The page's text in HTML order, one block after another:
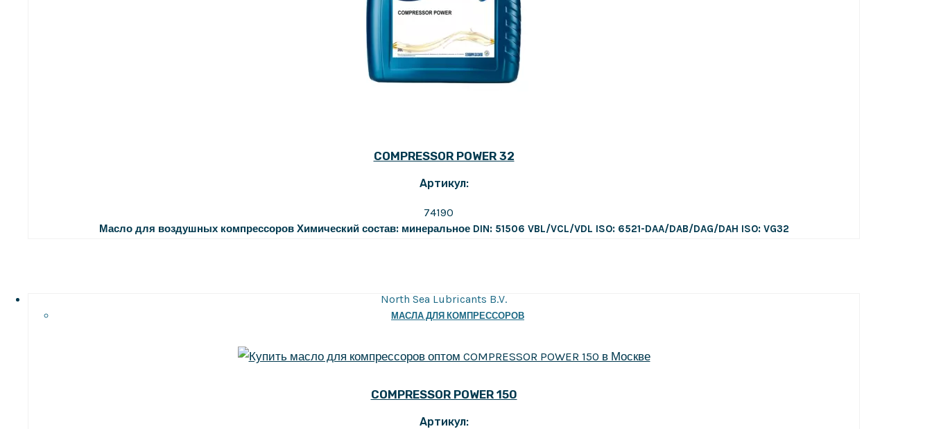
COMPRESSOR POWER 32
Артикул:
74190
Масло для воздушных компрессоров Химический состав: минеральное DIN: 51506 VBL/VCL/VDL ISO: 6521-DAA/DAB/DAG/DAH ISO: VG32
North Sea Lubricants B.V.
МАСЛА ДЛЯ КОМПРЕССОРОВ
COMPRESSOR POWER 150
Артикул: